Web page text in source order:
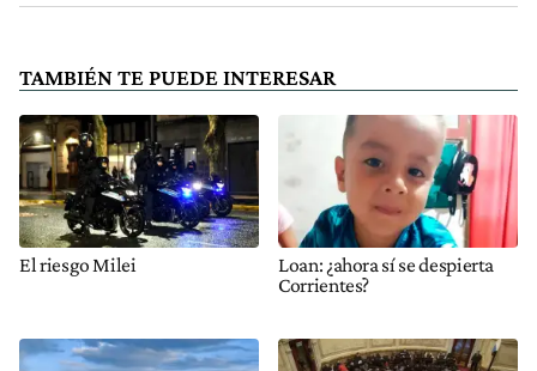
TAMBIÉN TE PUEDE INTERESAR
El riesgo Milei
Loan: ¿ahora sí se despierta
Corrientes?